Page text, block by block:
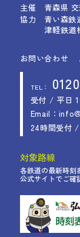
主催
青森県
協力
青い森鉄
津軽鉄道
お問い合わせ
TEL：
受付 / 平日
Email：
24時間受付 /
対象路線
各鉄道の最新時刻
公式サイトでご確